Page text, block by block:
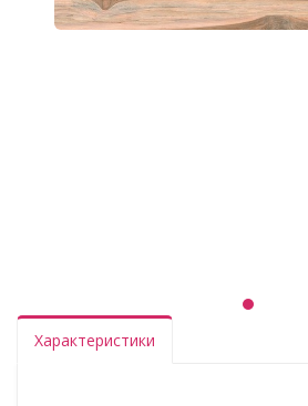
Характеристики